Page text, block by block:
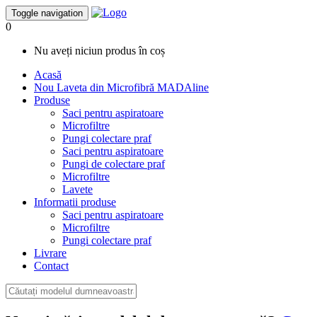
Toggle navigation
0
Nu aveți niciun produs în coș
Acasă
Nou Laveta din Microfibră MADAline
Produse
Saci pentru aspiratoare
Microfiltre
Pungi colectare praf
Saci pentru aspiratoare
Pungi de colectare praf
Microfiltre
Lavete
Informatii produse
Saci pentru aspiratoare
Microfiltre
Pungi colectare praf
Livrare
Contact